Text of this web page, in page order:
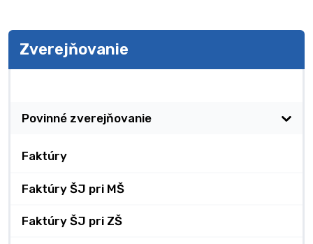
Zverejňovanie
Povinné zverejňovanie
Faktúry
Faktúry ŠJ pri MŠ
Faktúry ŠJ pri ZŠ